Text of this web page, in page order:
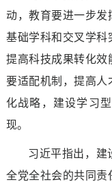
动，教育要进一步发
基础学科和交叉学科
提高科技成果转化效
要适配机制，提高人
化战略，建设学习
现。
习近平指出，建
全党全社会的共同责